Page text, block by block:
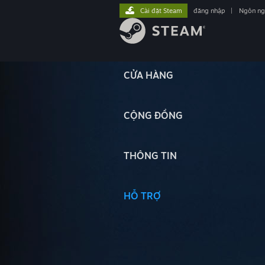
CỬA HÀNG
CỘNG ĐỒNG
THÔNG TIN
HỖ TRỢ
Cài đặt Steam đăng nhập Ngôn